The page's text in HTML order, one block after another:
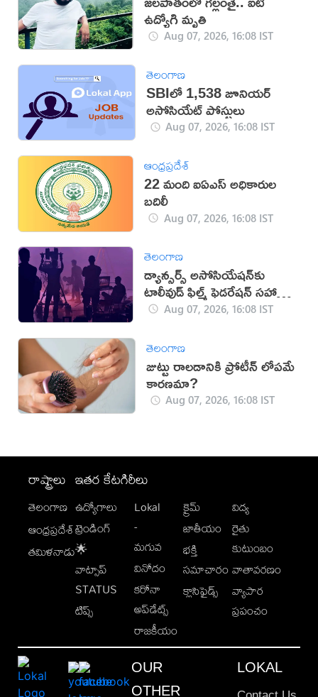
ఉద్యోగి మృతి
Aug 07, 2026, 16:08 IST
తెలంగాణ
SBIలో 1,538 జూనియర్
అసోసియేట్ పోస్టులు
Aug 07, 2026, 16:08 IST
ఆంధ్రప్రదేశ్
22 మంది ఐఏఎస్‌ అధికారుల
బదిలీ
Aug 07, 2026, 16:08 IST
తెలంగాణ
డ్యాన్సర్స్ అసోసియేషన్‌కు
టాలీవుడ్ ఫిల్మ్ ఫెడరేషన్ సహాయ
నిరాకరణ
Aug 07, 2026, 16:08 IST
తెలంగాణ
జుట్టు రాలడానికి ప్రోటీన్ లోపమే
కారణమా?
Aug 07, 2026, 16:08 IST
రాష్ట్రాలు
తెలంగాణ
ఆంధ్రప్రదేశ్
తమిళనాడు
ఇతర కేటగిరీలు
ఉద్యోగాలు
ట్రెండింగ్
🌟
వాట్సాప్
STATUS
టిప్స్
Lokal
-
మగువ
వినోదం
కరోనా
అప్‌డేట్స్
రాజకీయం
క్రైమ్
జాతీయం
భక్తి
సమాచారం
క్లాసిఫైడ్స్
విద్య
రైతు
కుటుంబం
వాతావరణం
వ్యాపార
ప్రపంచం
OUR
OTHER
LOKAL